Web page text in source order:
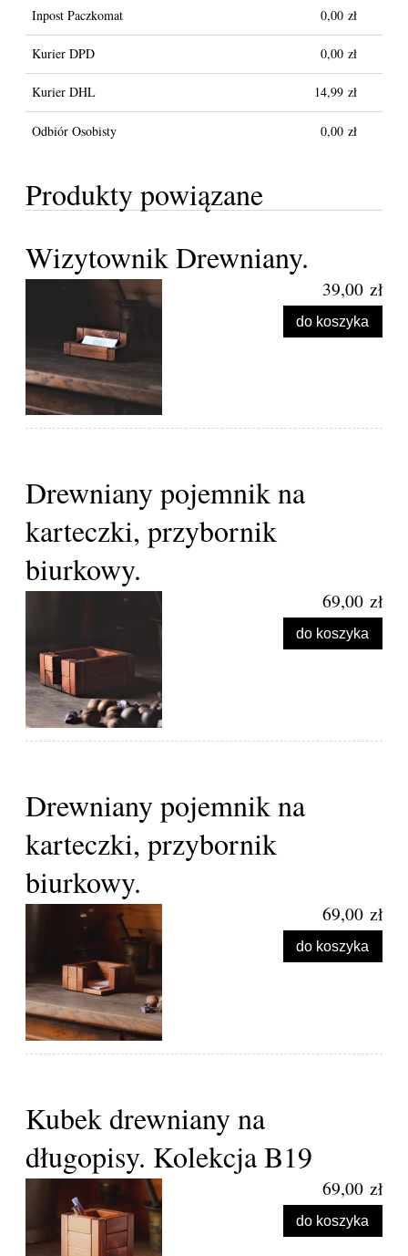
Inpost Paczkomat 0,00 zł
Kurier DPD 0,00 zł
Kurier DHL 14,99 zł
Odbiór Osobisty 0,00 zł
Produkty powiązane
Wizytownik Drewniany.
39,00 zł
do koszyka
Drewniany pojemnik na
karteczki, przybornik
biurkowy.
69,00 zł
do koszyka
Drewniany pojemnik na
karteczki, przybornik
biurkowy.
69,00 zł
do koszyka
Kubek drewniany na
długopisy. Kolekcja B19
69,00 zł
do koszyka